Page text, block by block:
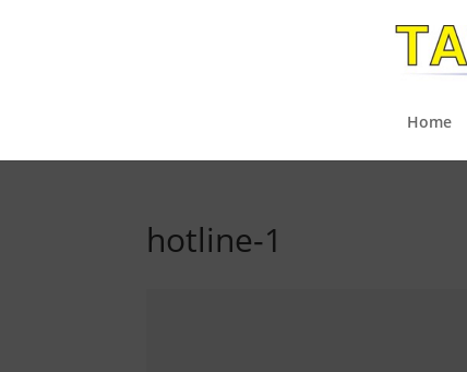
Home
hotline-1